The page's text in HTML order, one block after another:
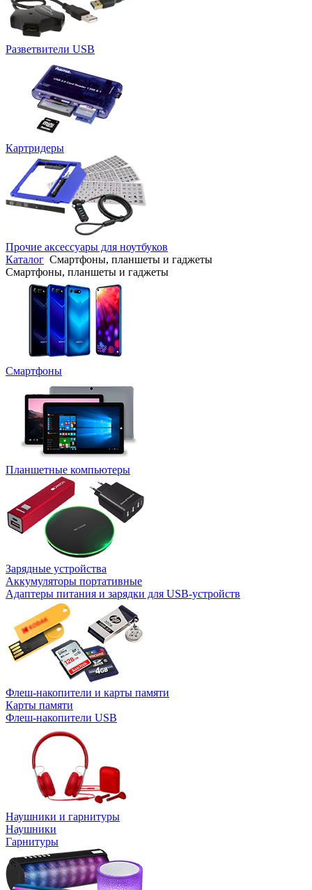
Разветвители USB
Картридеры
Прочие аксессуары для ноутбуков
Каталог Смартфоны, планшеты и гаджеты
Смартфоны, планшеты и гаджеты
Смартфоны
Планшетные компьютеры
Зарядные устройства
Аккумуляторы портативные
Адаптеры питания и зарядки для USB-устройств
Флеш-накопители и карты памяти
Карты памяти
Флеш-накопители USB
Наушники и гарнитуры
Наушники
Гарнитуры